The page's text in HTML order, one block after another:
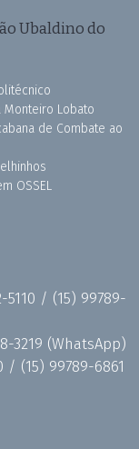
Ubaldino do
Monteiro Lobato
de Combate ao
OSSEL
5110 / (15) 99789-
3219 (WhatsApp)
/ (15) 99789-6861